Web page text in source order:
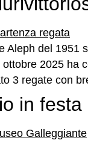
Aleph del
2025 ha
3 regate con
in